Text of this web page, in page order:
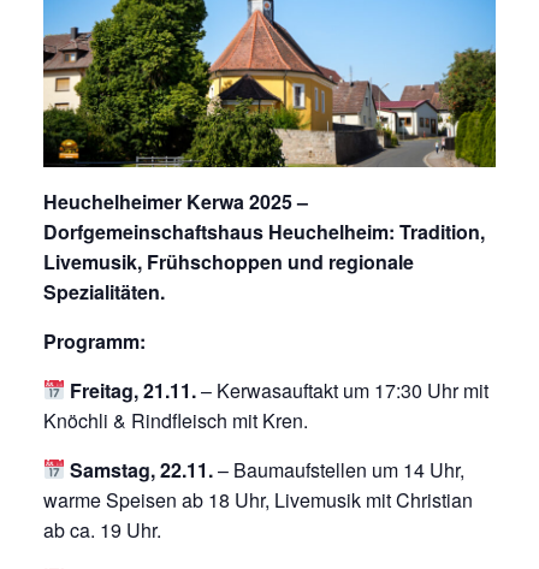
Heuchelheimer Kerwa 2025 –
Dorfgemeinschaftshaus Heuchelheim: Tradition,
Livemusik, Frühschoppen und regionale
Spezialitäten.
Programm:
Freitag, 21.11.– Kerwasauftakt um 17:30 Uhr mit
Knöchli & Rindfleisch mit Kren.
Samstag, 22.11.– Baumaufstellen um 14 Uhr,
warme Speisen ab 18 Uhr, Livemusik mit Christian
ab ca. 19 Uhr.